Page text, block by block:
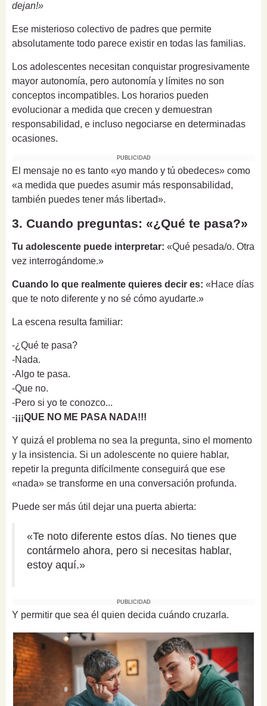
dejan!»
Ese misterioso colectivo de padres que permite
absolutamente todo parece existir en todas las familias.
Los adolescentes necesitan conquistar progresivamente
mayor autonomía, pero autonomía y límites no son
conceptos incompatibles. Los horarios pueden
evolucionar a medida que crecen y demuestran
responsabilidad, e incluso negociarse en determinadas
ocasiones.
PUBLICIDAD
El mensaje no es tanto «yo mando y tú obedeces» como
«a medida que puedes asumir más responsabilidad,
también puedes tener más libertad».
3. Cuando preguntas: «¿Qué te pasa?»
Tu adolescente puede interpretar: «Qué pesada/o. Otra
vez interrogándome.»
Cuando lo que realmente quieres decir es: «Hace días
que te noto diferente y no sé cómo ayudarte.»
La escena resulta familiar:
-¿Qué te pasa?
-Nada.
-Algo te pasa.
-Que no.
-Pero si yo te conozco...
-¡¡¡QUE NO ME PASA NADA!!!
Y quizá el problema no sea la pregunta, sino el momento
y la insistencia. Si un adolescente no quiere hablar,
repetir la pregunta difícilmente conseguirá que ese
«nada» se transforme en una conversación profunda.
Puede ser más útil dejar una puerta abierta:
«Te noto diferente estos días. No tienes que
contármelo ahora, pero si necesitas hablar,
estoy aquí.»
PUBLICIDAD
Y permitir que sea él quien decida cuándo cruzarla.